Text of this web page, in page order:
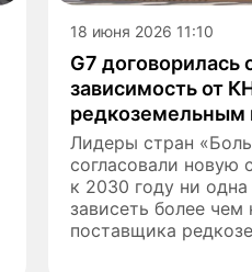
18 июня 2026 11:10
G7 договорилась
зависимость от
редкоземельным
Лидеры стран
согласовали новую
к 2030 году ни
зависеть более чем
поставщика